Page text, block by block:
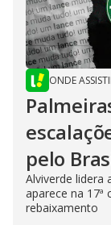
ONDE
pelo
Alviverde lidera
aparece na 17ª
rebaixamento